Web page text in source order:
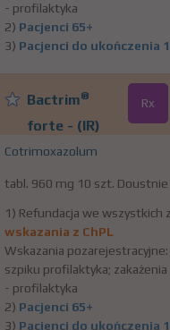
- profilaktyka
2) Pacjenci 65+
3) Pacjenci do ukończenia
Bactrim®
forte - (IR)
Rx
Cotrimoxazolum
tabl. 960 mg 10 szt. Doustnie
1) Refundacja we wszystkich
wskazania z ChPL
Wskazania
szpiku profilaktyka;
- profilaktyka
2) Pacjenci 65+
3) Pacjenci do ukończenia